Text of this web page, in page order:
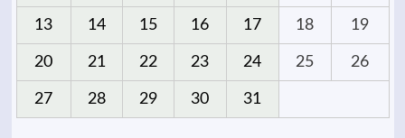
13 14 15 16 17 18 19
20 21 22 23 24 25 26
27 28 29 30 31